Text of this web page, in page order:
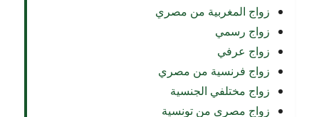
زواج المغربية من مصري
زواج رسمي
زواج عرفي
زواج فرنسية من مصري
زواج مختلفي الجنسية
زواج مصرى من تونسية